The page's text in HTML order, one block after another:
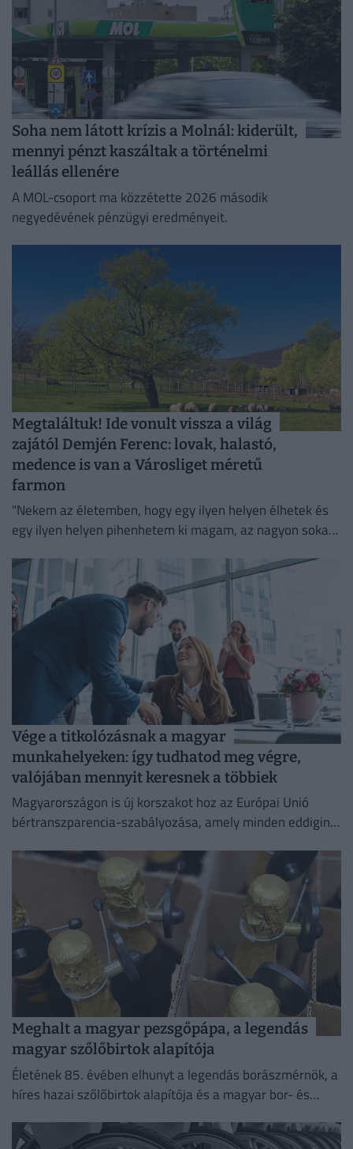
Soha nem látott krízis a Molnál: kiderült,
mennyi pénzt kaszáltak a történelmi
leállás ellenére
A MOL-csoport ma közzétette 2026 második
negyedévének pénzügyi eredményeit.
Megtaláltuk! Ide vonult vissza a világ
zajától Demjén Ferenc: lovak, halastó,
medence is van a Városliget méretű
farmon
"Nekem az életemben, hogy egy ilyen helyen élhetek és
egy ilyen helyen pihenhetem ki magam, az nagyon sokat
természetbe."
Vége a titkolózásnak a magyar
munkahelyeken: így tudhatod meg végre,
valójában mennyit keresnek a többiek
Magyarországon is új korszakot hoz az Európai Unió
bértranszparencia-szabályozása, amely minden eddiginél
Meghalt a magyar pezsgőpápa, a legendás
magyar szőlőbirtok alapítója
Életének 85. évében elhunyt a legendás borászmérnök, a
híres hazai szőlőbirtok alapítója és a magyar bor- és